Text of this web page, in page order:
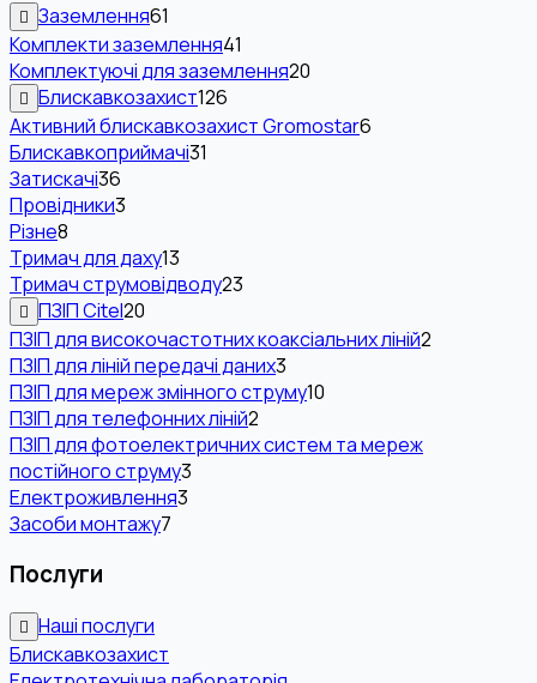
Заземлення61
Комплекти заземлення41
Комплектуючі для заземлення20
Блискавкозахист126
Активний блискавкозахист Gromostar6
Блискавкоприймачі31
Затискачі36
Провідники3
Різне8
Тримач для даху13
Тримач струмовідводу23
ПЗІП Citel20
ПЗІП для високочастотних коаксіальних ліній2
ПЗІП для ліній передачі даних3
ПЗІП для мереж змінного струму10
ПЗІП для телефонних ліній2
ПЗІП для фотоелектричних систем та мереж
постійного струму3
Електроживлення3
Засоби монтажу7
Послуги
Наші послуги
Блискавкозахист